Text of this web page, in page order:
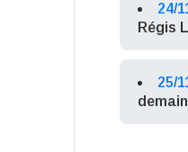
24/
Régis
25/
demain